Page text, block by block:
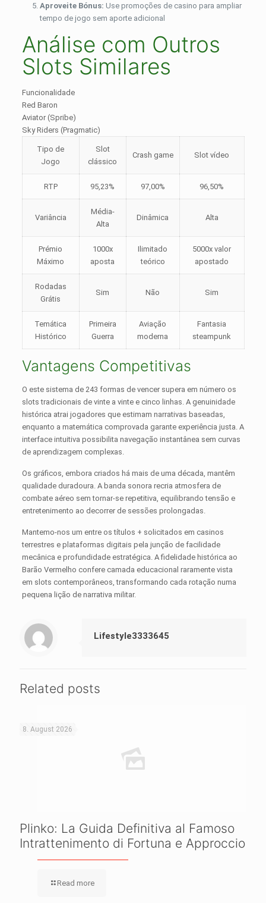
Aproveite Bónus: Use promoções de casino para ampliar
tempo de jogo sem aporte adicional
Análise com Outros
Slots Similares
Funcionalidade
Red Baron
Aviator (Spribe)
Sky Riders (Pragmatic)
Tipo de
Jogo
Slot
clássico
Crash game Slot vídeo
RTP 95,23% 97,00% 96,50%
Variância
Média-
Alta
Dinâmica Alta
Prémio
Máximo
1000x
aposta
Ilimitado
teórico
5000x valor
apostado
Rodadas
Grátis
Sim Não Sim
Temática
Histórico
Primeira
Guerra
Aviação
moderna
Fantasia
steampunk
Vantagens Competitivas
O este sistema de 243 formas de vencer supera em número os
slots tradicionais de vinte a vinte e cinco linhas. A genuinidade
histórica atrai jogadores que estimam narrativas baseadas,
enquanto a matemática comprovada garante experiência justa. A
interface intuitiva possibilita navegação instantânea sem curvas
de aprendizagem complexas.
Os gráficos, embora criados há mais de uma década, mantêm
qualidade duradoura. A banda sonora recria atmosfera de
combate aéreo sem tornar-se repetitiva, equilibrando tensão e
entretenimento ao decorrer de sessões prolongadas.
Mantemo-nos um entre os títulos + solicitados em casinos
terrestres e plataformas digitais pela junção de facilidade
mecânica e profundidade estratégica. A fidelidade histórica ao
Barão Vermelho confere camada educacional raramente vista
em slots contemporâneos, transformando cada rotação numa
pequena lição de narrativa militar.
Lifestyle3333645
Related posts
8. August 2026
Plinko: La Guida Definitiva al Famoso
Intrattenimento di Fortuna e Approccio
Read more